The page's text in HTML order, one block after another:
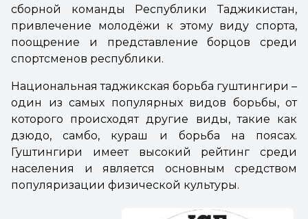
сборной команды Республики Таджикистан,
привлечение молодёжи к этому виду спорта,
поощрение и представление борцов среди
спортсменов республики.
Национальная таджикская борьба гуштингири –
один из самых популярных видов борьбы, от
которого происходят другие виды, такие как
дзюдо, самбо, кураш и борьба на поясах.
Гуштингири имеет высокий рейтинг среди
населения и является основным средством
популяризации физической культуры.